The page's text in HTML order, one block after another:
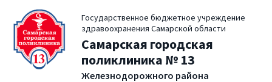
Государственное бюджетное учреждение
здравоохранения Самарской области
Самарская городская
поликлиника № 13
Железнодорожного района